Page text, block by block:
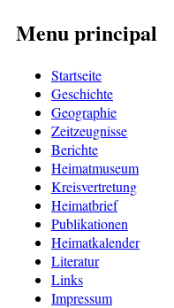
Menu principal
Startseite
Geschichte
Geographie
Zeitzeugnisse
Berichte
Heimatmuseum
Kreisvertretung
Heimatbrief
Publikationen
Heimatkalender
Literatur
Links
Impressum